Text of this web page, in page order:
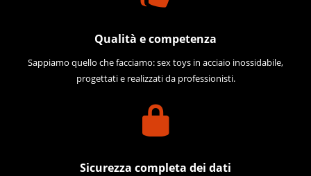
Qualità e competenza
Sappiamo quello che facciamo: sex toys in acciaio inossidabile,
progettati e realizzati da professionisti.
Sicurezza completa dei dati